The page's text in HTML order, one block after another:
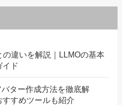
違いを解説｜LLMOの基本
ド
バター作成方法を徹底解
すめツールも紹介